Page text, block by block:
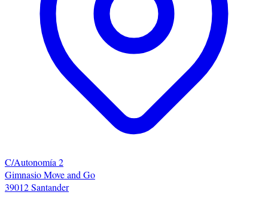
C/Autonomía 2
Gimnasio Move and Go
39012 Santander